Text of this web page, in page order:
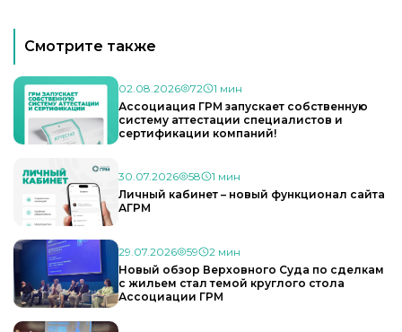
Смотрите также
02.08.2026 72
1 мин
Ассоциация ГРМ запускает собственную
систему аттестации специалистов и
сертификации компаний!
30.07.2026 58
1 мин
Личный кабинет – новый функционал сайта
АГРМ
29.07.2026 59
2 мин
Новый обзор Верховного Суда по сделкам
с жильем стал темой круглого стола
Ассоциации ГРМ